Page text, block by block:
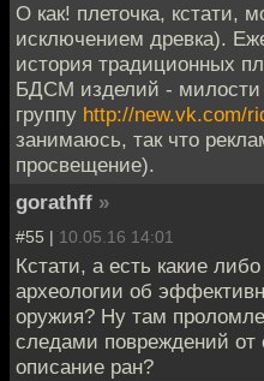
О как! плеточка, кстати,
исключением древка).
история традиционных
БДСМ изделий - милости
группу http://new.vk.com/
занимаюсь, так что
просвещение).
gorathff »
#55 | 10.05.16 14:01
Кстати, а есть какие
археологии об
оружия? Ну там
следами повреждений
описание ран?